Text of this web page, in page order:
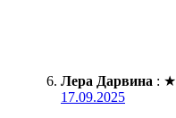
Лера Дарвина : ★
17.09.2025